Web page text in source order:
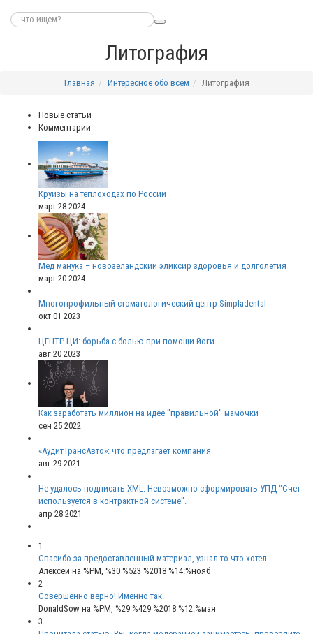
Литография
Главная Интересное обо всём Литография
Новые статьи
Комментарии
Круизы на теплоходах по России
март 28 2024
Мед манука – новозеландский эликсир здоровья и долголетия
март 20 2024
Многопрофильный стоматологический центр Simpladental
окт 01 2023
ЦЕНТР ЦИ: борьба с болью при помощи йоги
авг 20 2023
Как заработать миллион на идее "правильной" мамочки
сен 25 2022
«АудитТрансАвто»: что предлагает компания
авг 29 2021
Не удалось подписать XML. Невозможно сформировать УПД "Счет
используется в контрактной системе".
апр 28 2021
1
Спасибо за предоставленный материал, узнал то что хотел
Алексей на %PM, %30 %523 %2018 %14:%нояб
2
Совершенно верно! Именно так.
DonaldSow на %PM, %29 %429 %2018 %12:%мая
3